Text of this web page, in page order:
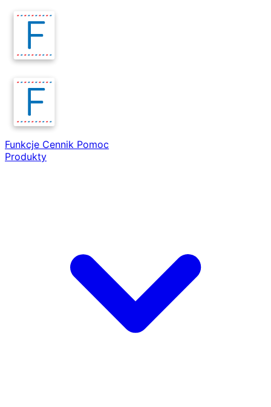
Funkcje Cennik Pomoc
Produkty